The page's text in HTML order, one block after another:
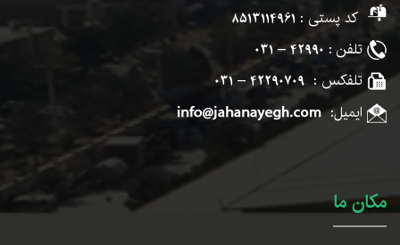
کد پستی : 8513114961
تلفن : 42990 – 031
تلفکس : 42290709 – 031
ایمیل:
مکان ما